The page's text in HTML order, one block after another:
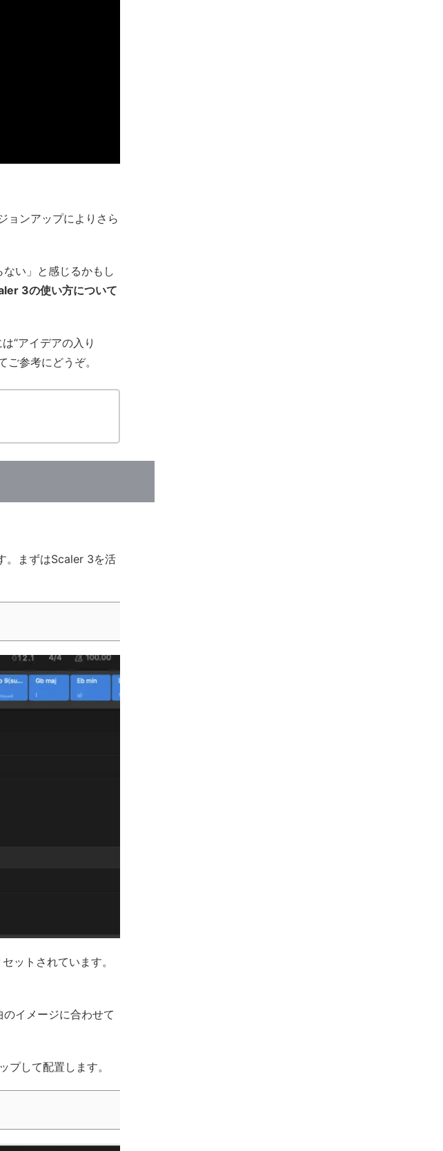
ョンアップによりさら
い」と感じるかもし
3の使い方について
“アイデアの入り
参考にどうぞ。
。まずはScaler 3を活
ットされています。
イメージに合わせて
して配置します。